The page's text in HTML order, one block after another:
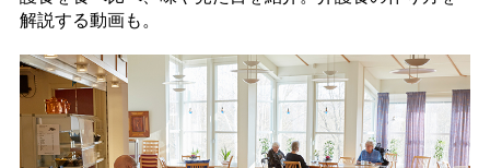
解説する動画も。